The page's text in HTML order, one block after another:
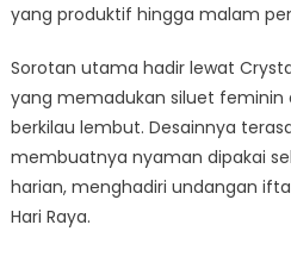
yang produktif hingga malam
Sorotan utama hadir lewat
yang memadukan siluet feminin
berkilau lembut. Desainnya
membuatnya nyaman dipakai
harian, menghadiri undangan
Hari Raya.